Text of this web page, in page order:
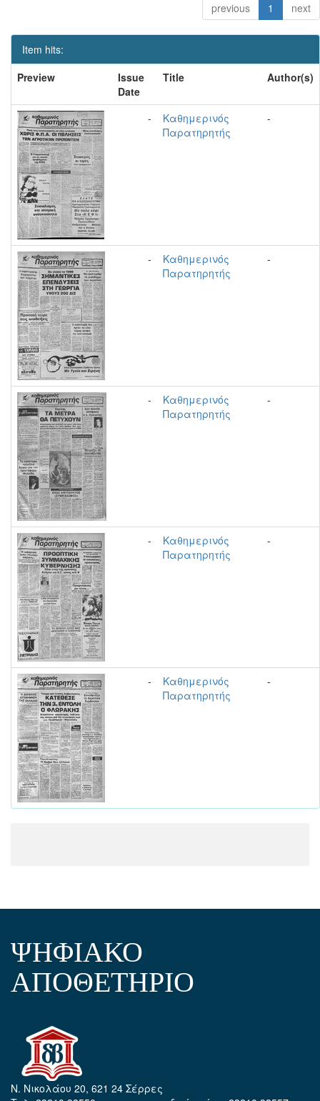
previous 1 next
Item hits:
Preview
Issue
Date
Title Author(s)
-
Καθημερινός
Παρατηρητής
-
-
Καθημερινός
Παρατηρητής
-
-
Καθημερινός
Παρατηρητής
-
-
Καθημερινός
Παρατηρητής
-
-
Καθημερινός
Παρατηρητής
-
ΨΗΦΙΑΚΟ
ΑΠΟΘΕΤΗΡΙΟ
Ν. Νικολάου 20, 621 24 Σέρρες